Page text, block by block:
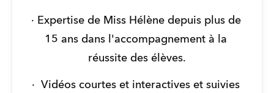
· Expertise de Miss Hélène depuis plus de
15 ans dans l'accompagnement à la
réussite des élèves.
·  Vidéos courtes et interactives et suivies